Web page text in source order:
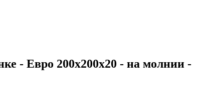
- Евро 200х200х20 - на молнии -